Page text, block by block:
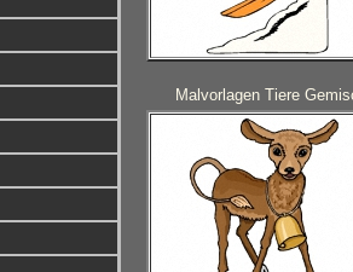
Malvorlagen Tiere